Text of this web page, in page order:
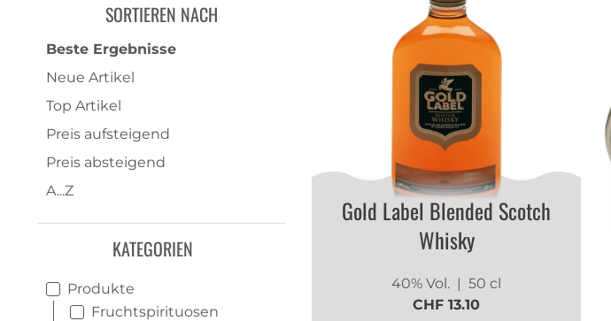
SORTIEREN NACH
Beste Ergebnisse
Neue Artikel
Top Artikel
Preis aufsteigend
Preis absteigend
A...Z
KATEGORIEN
Produkte
Fruchtspirituosen
Gold Label Blended Scotch
Whisky
40% Vol.
| 50 cl
CHF 13.10